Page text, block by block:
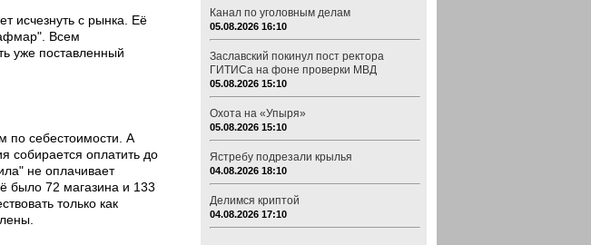
исчезнуть с рынка. Её
Всем
уже поставленный
по себестоимости. А
собирается оплатить до
не оплачивает
было 72 магазина и 133
только как
Канал по уголовным делам
05.08.2026 16:10
Заславский покинул пост ректора
ГИТИСа на фоне проверки МВД
05.08.2026 15:10
Охота на «Упыря»
05.08.2026 15:10
Ястребу подрезали крылья
04.08.2026 18:10
Делимся криптой
04.08.2026 17:10